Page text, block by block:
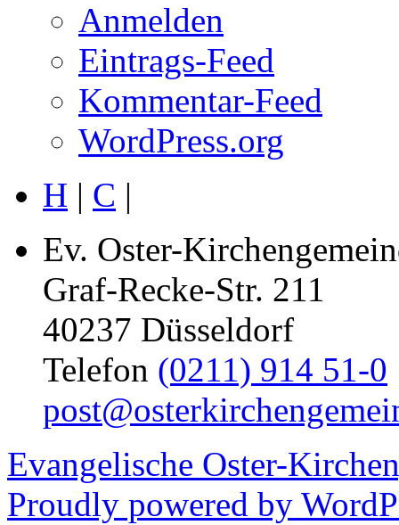
Anmelden
Eintrags-Feed
Kommentar-Feed
WordPress.org
H | C |
Ev. Oster-
Graf-Recke-Str. 211
40237 Düsseldorf
Telefon (0211) 914 51-0
Evangelische Oster-
Proudly powered by